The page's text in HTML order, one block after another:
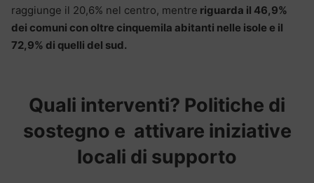
raggiunge il 20,6% nel centro, mentre riguarda il 46,9%
dei comuni con oltre cinquemila abitanti nelle isole e il
72,9% di quelli del sud.
Quali interventi? Politiche di
sostegno e attivare iniziative
locali di supporto